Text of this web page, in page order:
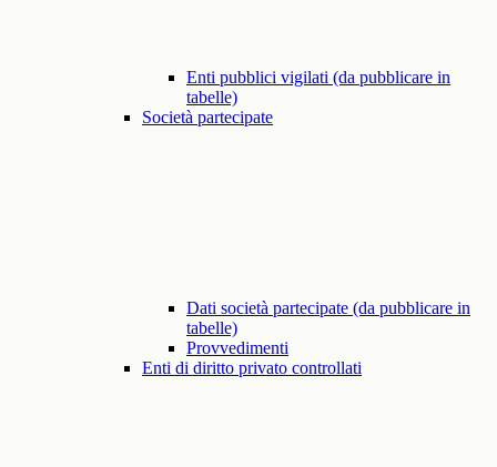
Enti pubblici vigilati (da pubblicare in
tabelle)
Società partecipate
Dati società partecipate (da pubblicare in
tabelle)
Provvedimenti
Enti di diritto privato controllati